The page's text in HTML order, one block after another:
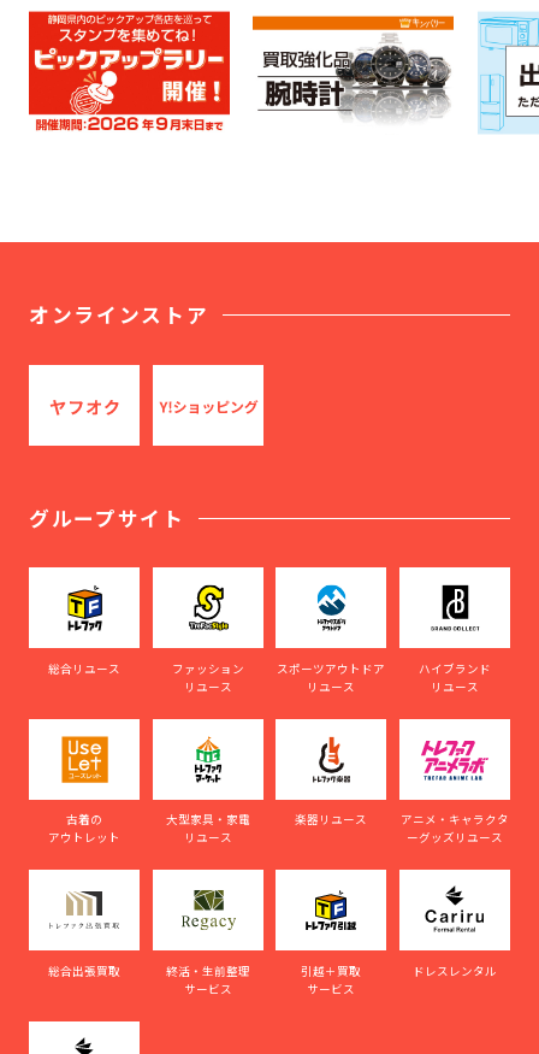
オンラインストア
グループサイト
総合リユース
ファッション
リユース
スポーツアウトドア
リユース
ハイブランド
リユース
古着の
アウトレット
大型家具・家電
リユース
楽器リユース
アニメ・キャラクタ
ーグッズリユース
総合出張買取
終活・生前整理
サービス
引越＋買取
サービス
ドレスレンタル